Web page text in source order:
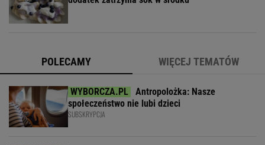
POLECAMY WIĘCEJ TEMATÓW
Antropolożka: Nasze
społeczeństwo nie lubi dzieci
SUBSKRYPCJA